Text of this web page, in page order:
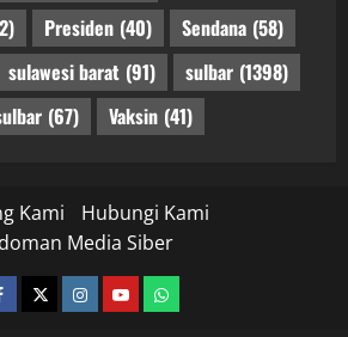
Presiden (40) Sendana (58)
sulawesi barat (91) sulbar (1398)
(67) Vaksin (41)
Kami
Hubungi Kami
Media Siber
twitterinstagram.com
youtubewhatsapp